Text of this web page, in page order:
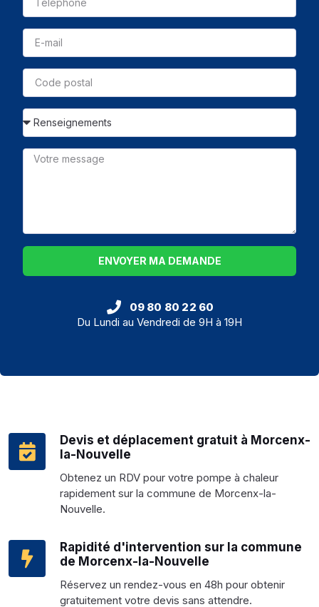
Devis et déplacement gratuit à Morcenx-
la-Nouvelle
Obtenez un RDV pour votre pompe à chaleur
rapidement sur la commune de Morcenx-la-
Nouvelle.
Rapidité d'intervention sur la commune
de Morcenx-la-Nouvelle
Réservez un rendez-vous en 48h pour obtenir
gratuitement votre devis sans attendre.
ENVOYER MA DEMANDE
09 80 80 22 60
Du Lundi au Vendredi de 9H à 19H